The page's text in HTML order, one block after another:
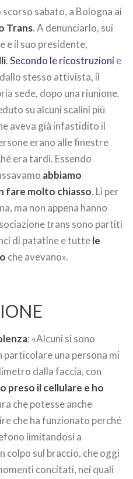
sabato, a Bologna ai
Trans. A denunciarlo, sui
e il suo presidente,
.Secondo le ricostruzionie
stesso attivista, il
sede, dopo una riunione.
su alcuni scalini più
aveva già infastidito il
erano alle finestre
era tardi. Essendo
abbiamo
fare molto chiasso. Lì per
ma non appena hanno
trans sono partiti
di patatine e tuttele
che avevano».
: «Alcuni si sono
una persona mi
dalla faccia, con
preso il cellulare e ho
che potesse anche
che ha funzionato perché
limitandosi a
colpo sul braccio, che oggi
concitati, nei quali